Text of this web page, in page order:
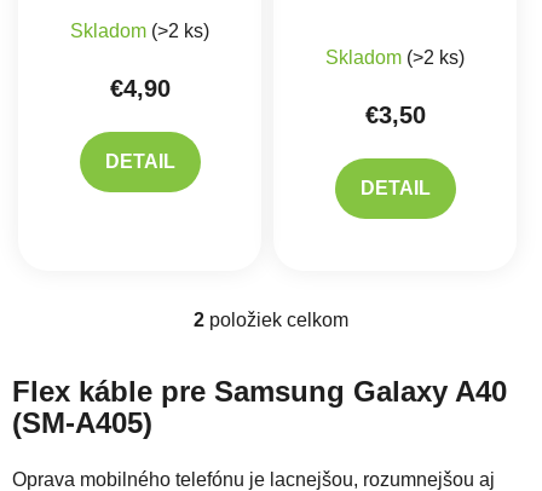
Skladom (>2 ks)
€4,90
DETAIL
Skladom (>2 ks)
€3,50
DETAIL
Ovládacie prvky výpisu
2 položiek celkom
Flex káble pre Samsung Galaxy A40
(SM-A405)
Oprava mobilného telefónu je lacnejšou, rozumnejšou aj